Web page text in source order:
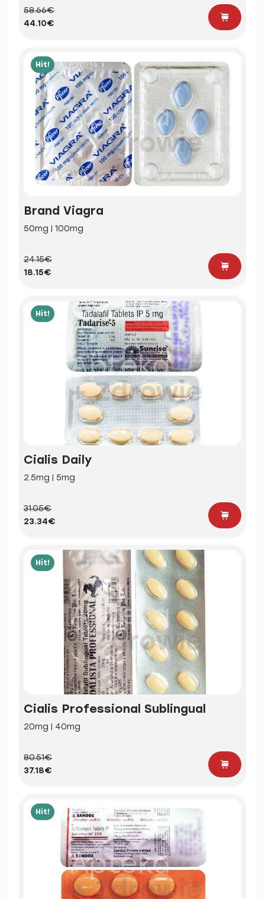
58.66€
44.10€
Hit!
Brand Viagra
50mg | 100mg
24.15€
18.15€
Hit!
Cialis Daily
2.5mg | 5mg
31.05€
23.34€
Hit!
Cialis Professional Sublingual
20mg | 40mg
80.51€
37.18€
Hit!